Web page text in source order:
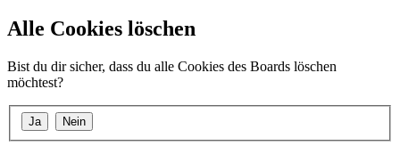
Alle Cookies löschen
Bist du dir sicher, dass du alle Cookies des Boards löschen
möchtest?